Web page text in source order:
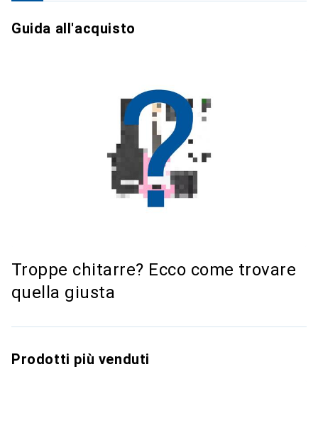
Guida all'acquisto
Troppe chitarre? Ecco come trovare
quella giusta
Prodotti più venduti